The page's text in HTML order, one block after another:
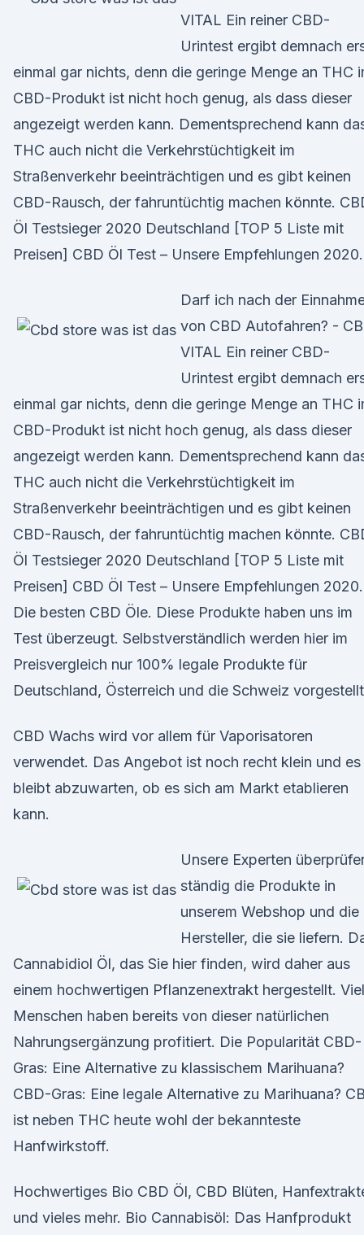
VITAL Ein reiner CBD-
Urintest ergibt demnach
einmal gar nichts, denn die geringe Menge an THC
CBD-Produkt ist nicht hoch genug, als dass dieser
angezeigt werden kann. Dementsprechend kann
THC auch nicht die Verkehrstüchtigkeit im
Straßenverkehr beeinträchtigen und es gibt keinen
CBD-Rausch, der fahruntüchtig machen könnte.
Öl Testsieger 2020 Deutschland [TOP 5 Liste mit
Preisen] CBD Öl Test – Unsere Empfehlungen 2020.
Darf ich nach der
von CBD Autofahren? -
VITAL Ein reiner CBD-
Urintest ergibt demnach
einmal gar nichts, denn die geringe Menge an THC
CBD-Produkt ist nicht hoch genug, als dass dieser
angezeigt werden kann. Dementsprechend kann
THC auch nicht die Verkehrstüchtigkeit im
Straßenverkehr beeinträchtigen und es gibt keinen
CBD-Rausch, der fahruntüchtig machen könnte.
Öl Testsieger 2020 Deutschland [TOP 5 Liste mit
Preisen] CBD Öl Test – Unsere Empfehlungen 2020.
Die besten CBD Öle. Diese Produkte haben uns im
Test überzeugt. Selbstverständlich werden hier im
Preisvergleich nur 100% legale Produkte für
Deutschland, Österreich und die Schweiz
CBD Wachs wird vor allem für Vaporisatoren
verwendet. Das Angebot ist noch recht klein und es
bleibt abzuwarten, ob es sich am Markt etablieren
kann.
Unsere Experten
ständig die Produkte in
unserem Webshop und die
Hersteller, die sie liefern.
Cannabidiol Öl, das Sie hier finden, wird daher aus
einem hochwertigen Pflanzenextrakt hergestellt.
Menschen haben bereits von dieser natürlichen
Nahrungsergänzung profitiert. Die Popularität CBD-
Gras: Eine Alternative zu klassischem Marihuana?
CBD-Gras: Eine legale Alternative zu Marihuana?
ist neben THC heute wohl der bekannteste
Hanfwirkstoff.
Hochwertiges Bio CBD Öl, CBD Blüten,
und vieles mehr. Bio Cannabisöl: Das Hanfprodukt